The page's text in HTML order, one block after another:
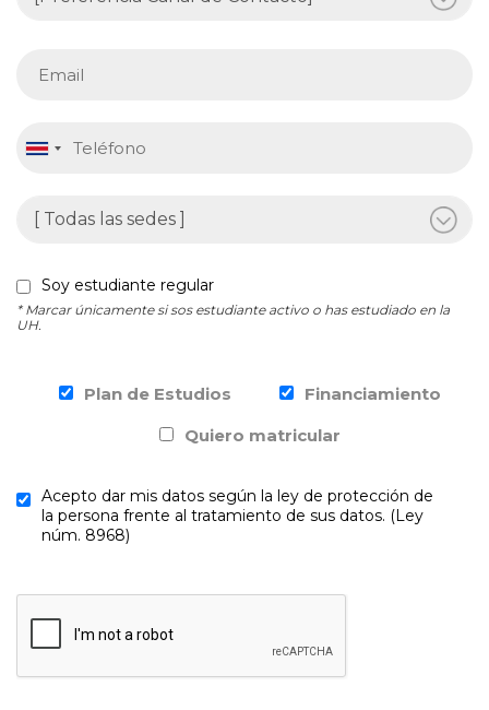
Soy estudiante regular
* Marcar únicamente si sos estudiante activo o has estudiado en la
UH.
Plan de Estudios
Financiamiento
Quiero matricular
Acepto dar mis datos según la ley de protección de
la persona frente al tratamiento de sus datos. (Ley
núm. 8968)